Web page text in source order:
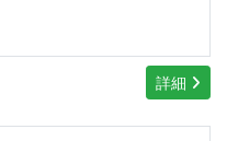
詳細